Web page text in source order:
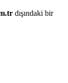
dışındaki bir